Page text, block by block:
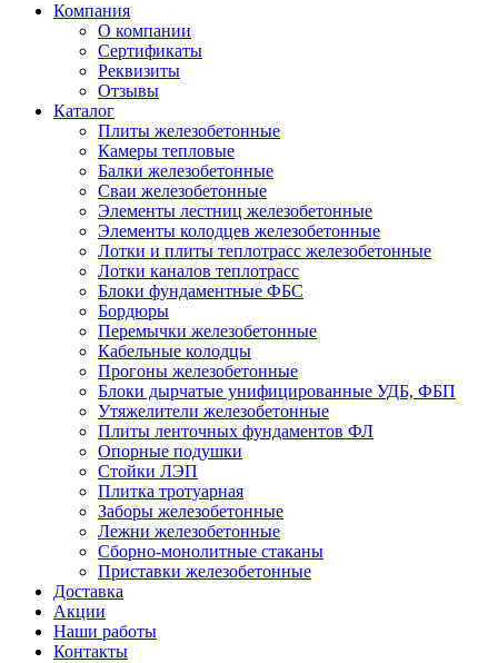
Компания
О компании
Сертификаты
Реквизиты
Отзывы
Каталог
Плиты железобетонные
Камеры тепловые
Балки железобетонные
Сваи железобетонные
Элементы лестниц железобетонные
Элементы колодцев железобетонные
Лотки и плиты теплотрасс железобетонные
Лотки каналов теплотрасс
Блоки фундаментные ФБС
Бордюры
Перемычки железобетонные
Кабельные колодцы
Прогоны железобетонные
Блоки дырчатые унифицированные УДБ, ФБП
Утяжелители железобетонные
Плиты ленточных фундаментов ФЛ
Опорные подушки
Стойки ЛЭП
Плитка тротуарная
Заборы железобетонные
Лежни железобетонные
Сборно-монолитные стаканы
Приставки железобетонные
Доставка
Акции
Наши работы
Контакты